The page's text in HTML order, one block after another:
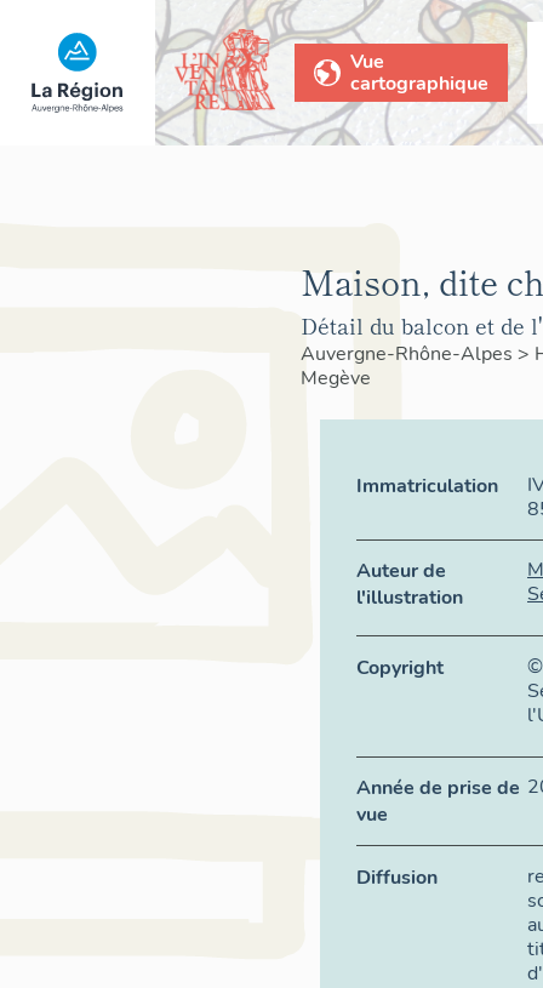
Vue
cartographique
Maison, dite
Détail du balcon et de
Auvergne-Rhône-Alpes >
Megève
Immatriculation
Auteur de
l'illustration
Copyright
Année de prise de
vue
Diffusion